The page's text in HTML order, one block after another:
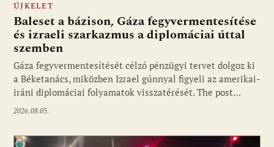
ÚJKELET
Baleset a bázison, Gáza fegyvermentesítése
és izraeli szarkazmus a diplomáciai úttal
szemben
Gáza fegyvermentesítését célzó pénzügyi tervet dolgoz ki
a Béketanács, miközben Izrael gúnnyal figyeli az amerikai-
iráni diplomáciai folyamatok visszatérését. The post…
2026.08.05.